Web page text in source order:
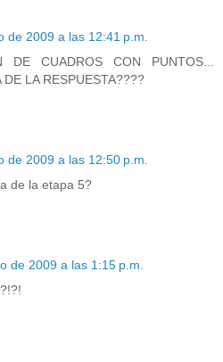
de 2009 a las 12:41 p.m.
CUADROS CON PUNTOS...
LA RESPUESTA????
de 2009 a las 12:50 p.m.
de la etapa 5?
de 2009 a las 1:15 p.m.